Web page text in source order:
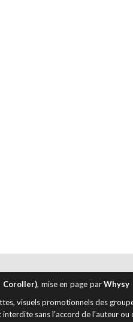
Coroller), mise en page parWhysy
visuels promotionnels des
sans l'accord de l'auteur ou